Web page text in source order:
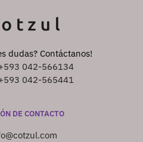
dudas? Contáctanos!
042-566134
042-565441
DE CONTACTO